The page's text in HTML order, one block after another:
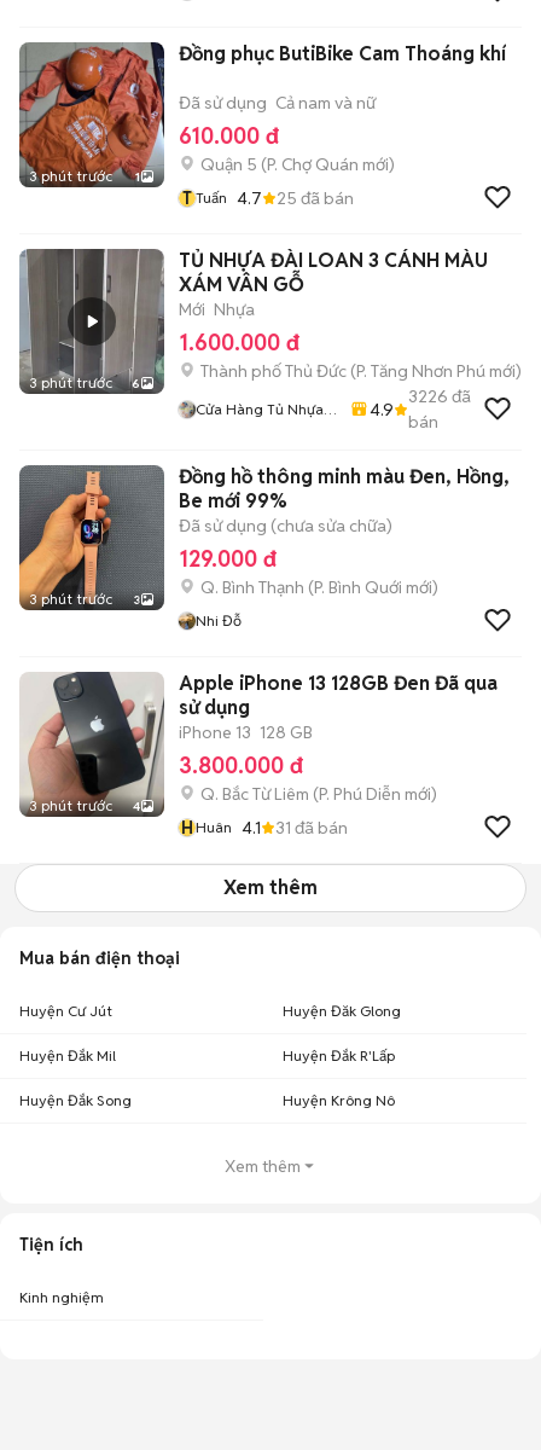
3 phút trước 1
Đồng phục ButiBike Cam Thoáng khí
Đã sử dụng Cả nam và nữ
610.000 đ
Quận 5 (P. Chợ Quán mới)
T Tuấn 4.7 25 đã bán
3 phút trước 6
TỦ NHỰA ĐÀI LOAN 3 CÁNH MÀU
XÁM VÂN GỖ
Mới Nhựa
1.600.000 đ
Thành phố Thủ Đức (P. Tăng Nhơn Phú mới)
Cửa Hàng Tủ Nhựa
4.9
3226 đã
bán
3 phút trước 3
Đồng hồ thông minh màu Đen, Hồng,
Be mới 99%
Đã sử dụng (chưa sửa chữa)
129.000 đ
Q. Bình Thạnh (P. Bình Quới mới)
Nhi Đỗ
3 phút trước 4
Apple iPhone 13 128GB Đen Đã qua
sử dụng
iPhone 13 128 GB
3.800.000 đ
Q. Bắc Từ Liêm (P. Phú Diễn mới)
HHuân 4.1 31 đã bán
Xem thêm
Mua bán điện thoại
Huyện Cư Jút Huyện Đăk Glong
Huyện Đắk Mil Huyện Đắk R'Lấp
Huyện Đắk Song Huyện Krông Nô
Xem thêm
Tiện ích
Kinh nghiệm